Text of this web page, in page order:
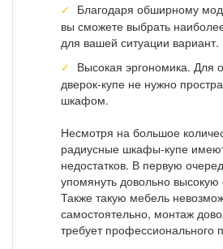
Благодаря обширному
вы сможете выбрать
для вашей ситуации вариант.
Высокая эргономика. Для
дверок-купе не нужно
шкафом.
Несмотря на большое
радиусные шкафы-купе
недостатков. В первую
упомянуть довольно высокую
Также такую мебель
самостоятельно, монтаж
требует профессионального